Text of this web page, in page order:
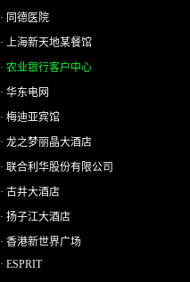
· 同德医院
· 上海新天地某餐馆
· 农业银行客户中心
· 华东电网
· 梅迪亚宾馆
· 龙之梦丽晶大酒店
· 联合利华股份有限公司
· 古井大酒店
· 扬子江大酒店
· 香港新世界广场
· ESPRIT